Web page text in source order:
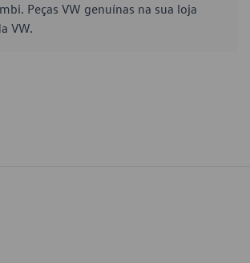
Peças VW genuínas na sua loja
VW.